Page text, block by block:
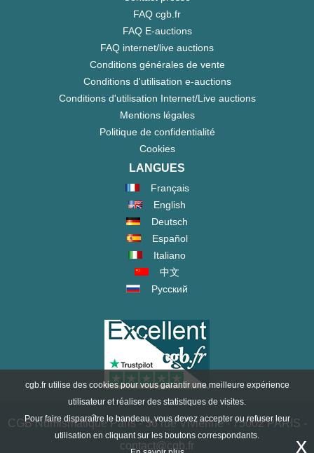
FAQ cgb.fr
FAQ E-auctions
FAQ internet/live auctions
Conditions générales de vente
Conditions d'utilisation e-auctions
Conditions d'utilisation Internet/Live auctions
Mentions légales
Politique de confidentialité
Cookies
LANGUES
Français
English
Deutsch
Español
Italiano
中文
Русский
CGB Numismatique Paris - 36 rue Vivienne - 75002 PARIS -
contact@cgb.fr
cgb.fr utilise des cookies pour vous garantir une meilleure expérience
utilisateur et réaliser des statistiques de visites.
Pour faire disparaître le bandeau, vous devez accepter ou refuser leur
utilisation en cliquant sur les boutons correspondants.
x